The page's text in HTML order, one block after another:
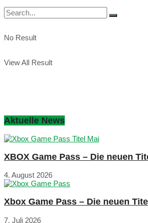
No Result
View All Result
Aktuelle News
XBOX Game Pass – Die neuen
4. August 2026
Xbox Game Pass – Die neuen
7. Juli 2026